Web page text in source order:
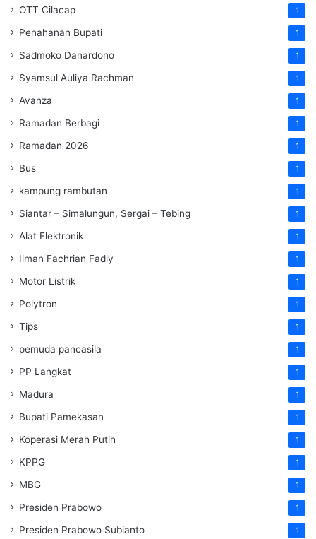
OTT Cilacap 1
Penahanan Bupati 1
Sadmoko Danardono 1
Syamsul Auliya Rachman 1
Avanza 1
Ramadan Berbagi 1
Ramadan 2026 1
Bus 1
kampung rambutan 1
Siantar – Simalungun, Sergai – Tebing 1
Alat Elektronik 1
Ilman Fachrian Fadly 1
Motor Listrik 1
Polytron 1
Tips 1
pemuda pancasila 1
PP Langkat 1
Madura 1
Bupati Pamekasan 1
Koperasi Merah Putih 1
KPPG 1
MBG 1
Presiden Prabowo 1
Presiden Prabowo Subianto 1